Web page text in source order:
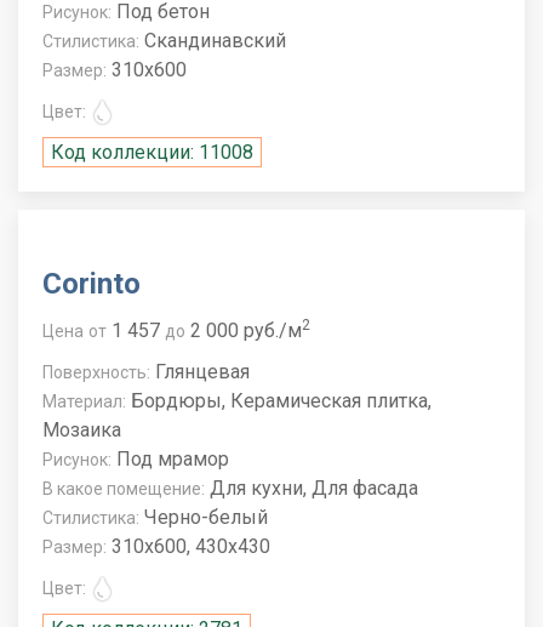
Рисунок: Под бетон
Стилистика: Скандинавский
Размер: 310x600
Цвет:
Код коллекции: 11008
Corinto
Цена от 1 457 до 2 000 руб./м2
Поверхность: Глянцевая
Материал: Бордюры, Керамическая плитка,
Мозаика
Рисунок: Под мрамор
В какое помещение: Для кухни, Для фасада
Стилистика: Черно-белый
Размер: 310x600, 430x430
Цвет: